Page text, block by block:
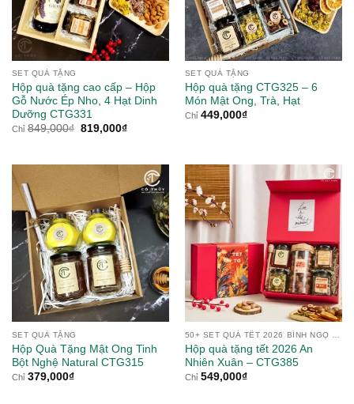
SET QUÀ TẶNG
Hộp quà tặng cao cấp – Hộp
Gỗ Nước Ép Nho, 4 Hạt Dinh
Dưỡng CTG331
Chỉ 849,000₫ Giá
819,000₫Giá
819,000₫.
SET QUÀ TẶNG
Hộp quà tặng CTG325 – 6
Món Mật Ong, Trà, Hạt
Chỉ 449,000₫
SET QUÀ TẶNG
Hộp Quà Tặng Mật Ong Tinh
Bột Nghệ Natural CTG315
Chỉ 379,000₫
Hộp quà tặng tết 2026 An
Nhiên Xuân – CTG385
Chỉ 549,000₫